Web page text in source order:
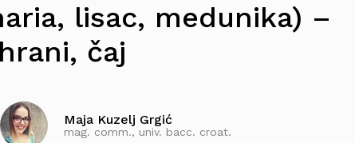
lisac, medunika) –
čaj
Maja Kuzelj Grgić
mag. comm., univ. bacc. croat.